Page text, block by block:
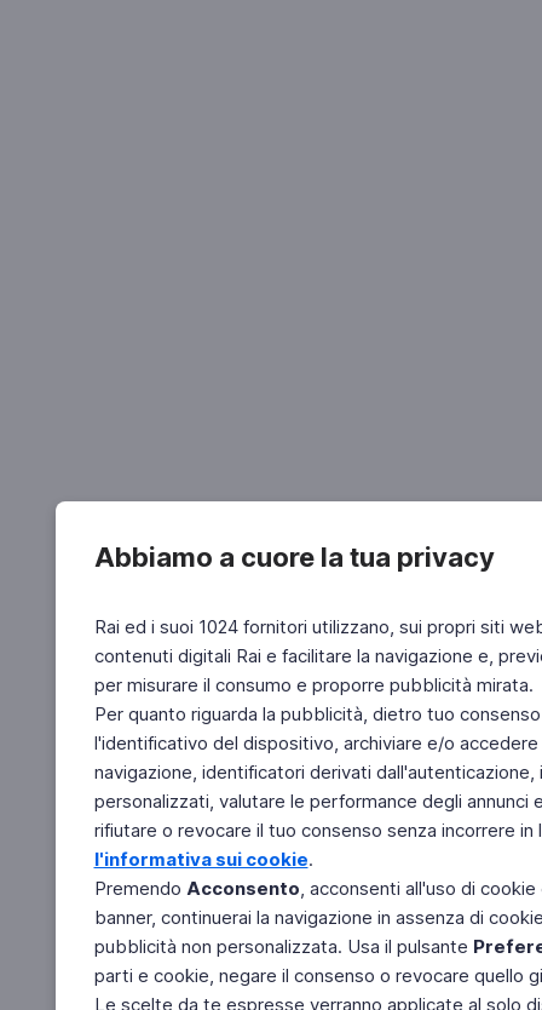
Abbiamo a cuore la tua privacy
Rai ed i suoi 1024 fornitori utilizzano, sui propri siti
contenuti digitali Rai e facilitare la navigazione e,
per misurare il consumo e proporre pubblicità mirata.
Per quanto riguarda la pubblicità, dietro tuo
l'identificativo del dispositivo, archiviare e/o
navigazione, identificatori derivati
personalizzati, valutare le performance degli
rifiutare o revocare il tuo consenso senza incorrere
l'informativa sui cookie.
Premendo Acconsento, acconsenti all'uso di
banner, continuerai la navigazione in assenza di
pubblicità non personalizzata. Usa il pulsante
parti e cookie, negare il consenso o revocare quello
Le scelte da te espresse verranno applicate al solo